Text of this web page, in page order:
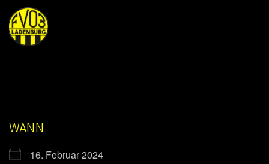
WANN
16. Februar 2024